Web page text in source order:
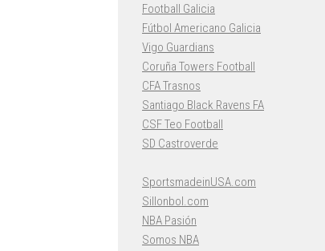
Football Galicia
Fútbol Americano Galicia
Vigo Guardians
Coruña Towers Football
CFA Trasnos
Santiago Black Ravens FA
CSF Teo Football
SD Castroverde
SportsmadeinUSA.com
Sillonbol.com
NBA Pasión
Somos NBA